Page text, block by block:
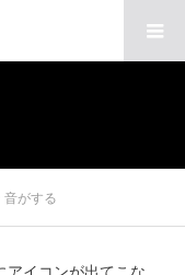
音がする